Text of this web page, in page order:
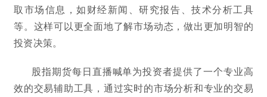
取市场信息，如财经新闻、研究报告、技术分析工具
等。这样可以更全面地了解市场动态，做出更加明智的
投资决策。
股指期货每日直播喊单为投资者提供了一个专业高
效的交易辅助工具，通过实时的市场分析和专业的交易